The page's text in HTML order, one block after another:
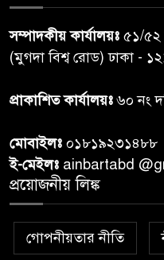
৭
৮
সম্পাদকীয় কার্যালয়ঃ ৫১/৫২
(মুগদা বিশ্ব রোড) ঢাকা -
প্রাকাশিত কার্যালয়ঃ৬০ নং
মোবাইলঃ ০১৮১৯২৩১৪৮৮
ই-মেইলঃ ainbartabd
প্রয়োজনীয় লিঙ্ক
গোপনীয়তার নীতি